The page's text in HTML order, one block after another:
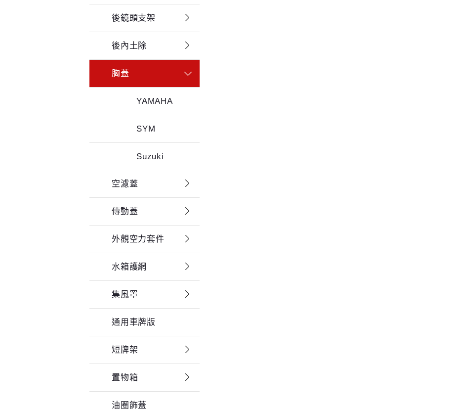
後鏡頭支架
後內土除
胸蓋
YAMAHA
SYM
Suzuki
空濾蓋
傳動蓋
外觀空力套件
水箱護網
集風罩
通用車牌版
短牌架
置物箱
油圈飾蓋